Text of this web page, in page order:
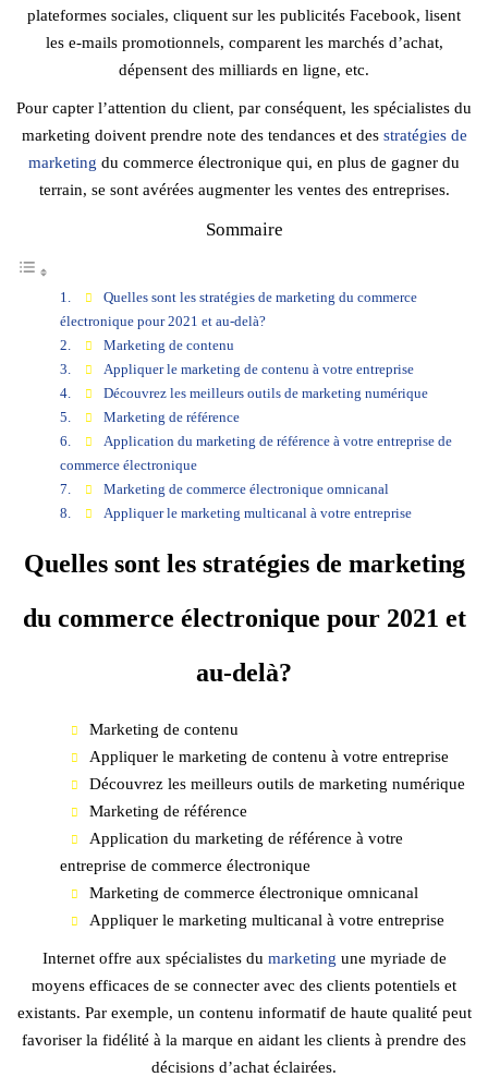
plateformes sociales, cliquent sur les publicités Facebook, lisent
les e-mails promotionnels, comparent les marchés d’achat,
dépensent des milliards en ligne, etc.
Pour capter l’attention du client, par conséquent, les spécialistes du
marketing doivent prendre note des tendances et des stratégies de
marketing du commerce électronique qui, en plus de gagner du
terrain, se sont avérées augmenter les ventes des entreprises.
Sommaire
Quelles sont les stratégies de marketing du commerce
électronique pour 2021 et au-delà?
Marketing de contenu
Appliquer le marketing de contenu à votre entreprise
Découvrez les meilleurs outils de marketing numérique
Marketing de référence
Application du marketing de référence à votre entreprise de
commerce électronique
Marketing de commerce électronique omnicanal
Appliquer le marketing multicanal à votre entreprise
Quelles sont les stratégies de marketing
du commerce électronique pour 2021 et
au-delà?
Marketing de contenu
Appliquer le marketing de contenu à votre entreprise
Découvrez les meilleurs outils de marketing numérique
Marketing de référence
Application du marketing de référence à votre
entreprise de commerce électronique
Marketing de commerce électronique omnicanal
Appliquer le marketing multicanal à votre entreprise
Internet offre aux spécialistes du marketing une myriade de
moyens efficaces de se connecter avec des clients potentiels et
existants. Par exemple, un contenu informatif de haute qualité peut
favoriser la fidélité à la marque en aidant les clients à prendre des
décisions d’achat éclairées.